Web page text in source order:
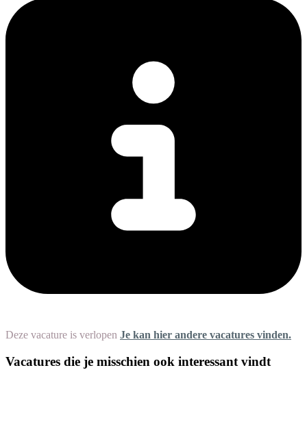
Deze vacature is verlopen Je kan hier andere vacatures vinden.
Vacatures die je misschien ook interessant vindt